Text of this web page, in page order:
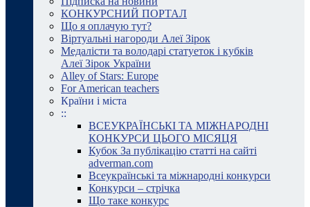
КОНКУРСНИЙ ПОРТАЛ
Що я оплачую тут?
Віртуальні нагороди Алеї Зірок
Медалісти та володарі статуеток і кубків
Алеї Зірок України
Alley of Stars: Europe
For American teachers
Країни і міста
::
ВСЕУКРАЇНСЬКІ ТА МІЖНАРОДНІ
КОНКУРСИ ЦЬОГО МІСЯЦЯ
Кубок За публікацію статті на сайті
adverman.com
Всеукраїнські та міжнародні конкурси
Конкурси – стрічка
Що таке конкурс